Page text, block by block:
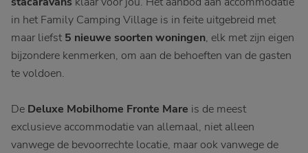
in het Family Camping Village is in feite uitgebreid met
maar liefst5 nieuwe soorten woningen, elk met zijn eigen
bijzondere kenmerken, om aan de behoeften van de gasten
te voldoen.
De Deluxe Mobilhome Fronte Mare is de meest
exclusieve accommodatie van allemaal, niet alleen
vanwege de bevoorrechte locatie, maar ook vanwege de